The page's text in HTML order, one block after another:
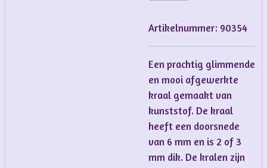
Artikelnummer: 90354
Een prachtig glimmende
en mooi afgewerkte
kraal gemaakt van
kunststof. De kraal
heeft een doorsnede
van 6 mm en is 2 of 3
mm dik. De kralen zijn